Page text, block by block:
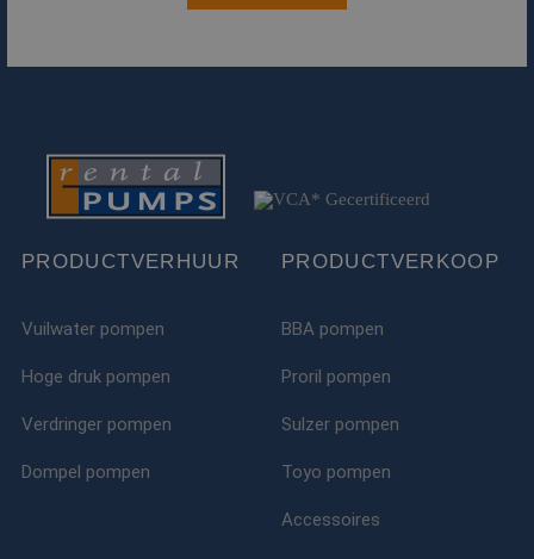
PRODUCTVERHUUR
Vuilwater pompen
Hoge druk pompen
Verdringer pompen
Dompel pompen
PRODUCTVERKOOP
BBA pompen
Proril pompen
Sulzer pompen
Toyo pompen
Accessoires